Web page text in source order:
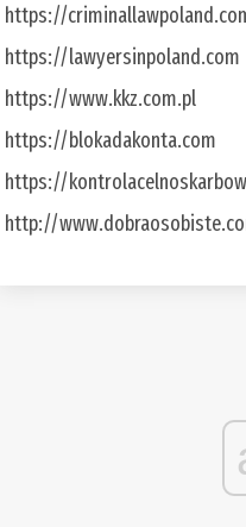
https://
https://lawyersinpoland.com
https://www.kkz.com.pl
https://blokadakonta.com
https://
http://